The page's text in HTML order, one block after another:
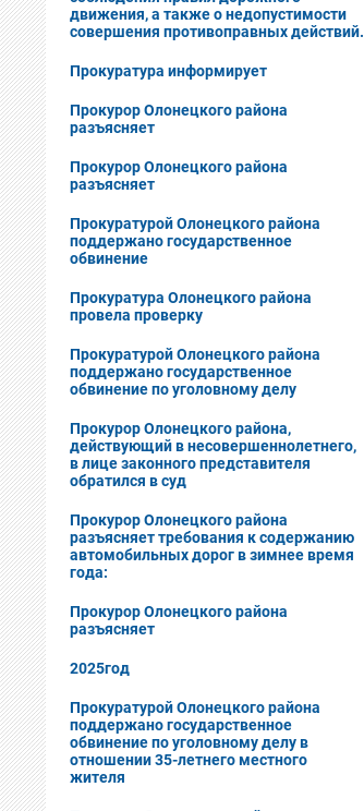
движения, а также о недопустимости
совершения противоправных действий.
Прокуратура информирует
Прокурор Олонецкого района
разъясняет
Прокурор Олонецкого района
разъясняет
Прокуратурой Олонецкого района
поддержано государственное
обвинение
Прокуратура Олонецкого района
провела проверку
Прокуратурой Олонецкого района
поддержано государственное
обвинение по уголовному делу
Прокурор Олонецкого района,
действующий в несовершеннолетнего,
в лице законного представителя
обратился в суд
Прокурор Олонецкого района
разъясняет требования к содержанию
автомобильных дорог в зимнее время
года:
Прокурор Олонецкого района
разъясняет
2025год
Прокуратурой Олонецкого района
поддержано государственное
обвинение по уголовному делу в
отношении 35-летнего местного
жителя